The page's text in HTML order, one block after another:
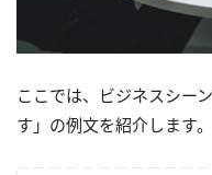
ここでは、ビジネスシー
す」の例文を紹介します。